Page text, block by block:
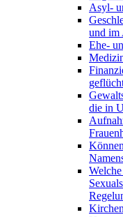
Asyl-
und im
Ehe-
die in